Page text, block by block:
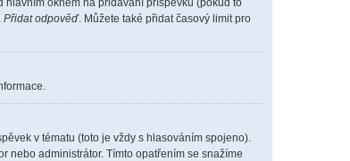
hlavním oknem na přidávání příspěvků (pokud to
Přidat odpověď. Můžete také přidat časový limit pro
v tématu (toto je vždy s hlasováním spojeno).
nebo administrátor. Tímto opatřením se snažíme